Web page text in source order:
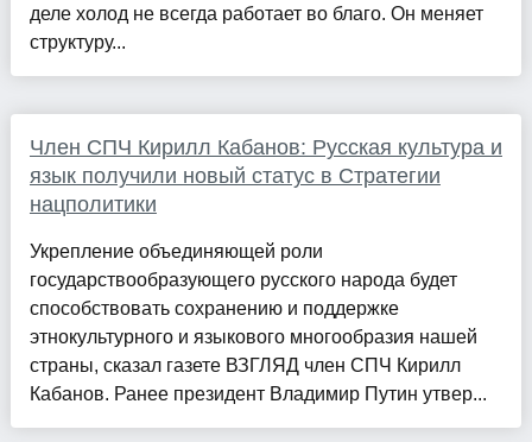
деле холод не всегда работает во благо. Он меняет
структуру...
Член СПЧ Кирилл Кабанов: Русская культура и
язык получили новый статус в Стратегии
нацполитики
Укрепление объединяющей роли
государствообразующего русского народа будет
способствовать сохранению и поддержке
этнокультурного и языкового многообразия нашей
страны, сказал газете ВЗГЛЯД член СПЧ Кирилл
Кабанов. Ранее президент Владимир Путин утвер...